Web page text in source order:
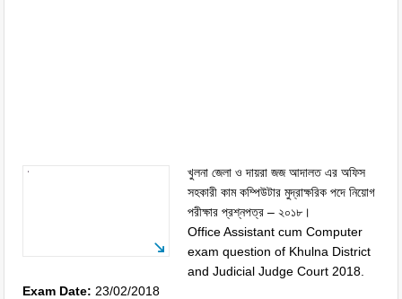
খুলনা জেলা ও দায়রা জজ আদালত এর অফিস
সহকারী কাম কম্পিউটার মুদ্রাক্ষরিক পদে নিয়োগ
পরীক্ষার প্রশ্নপত্র – ২০১৮।
Office Assistant cum Computer
exam question of Khulna District
and Judicial Judge Court 2018.
Exam Date: 23/02/2018